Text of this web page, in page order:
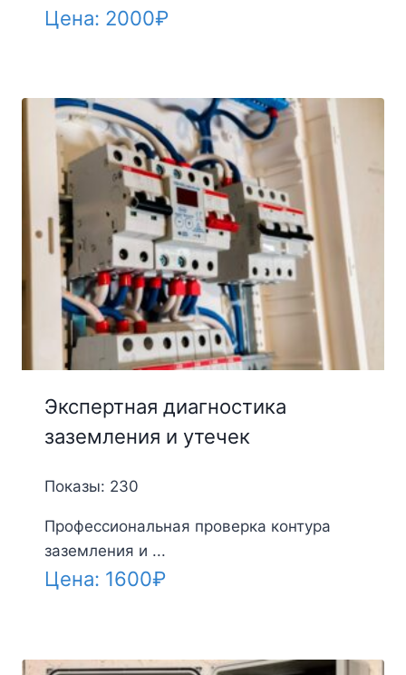
Цена: 2000₽
Экспертная диагностика
заземления и утечек
Показы: 230
Профессиональная проверка контура
заземления и ...
Цена: 1600₽